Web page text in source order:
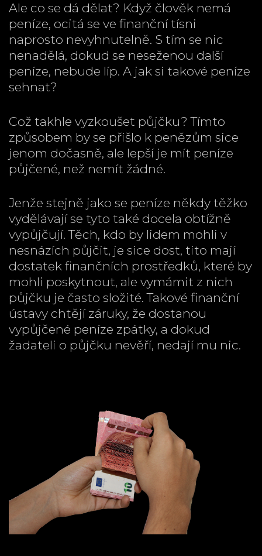
Ale co se dá dělat? Když člověk nemá
peníze, ocitá se ve finanční tísni
naprosto nevyhnutelně. S tím se nic
nenadělá, dokud se neseženou další
peníze, nebude líp. A jak si takové peníze
sehnat?
Což takhle vyzkoušet půjčku? Tímto
způsobem by se přišlo k penězům sice
jenom dočasně, ale lepší je mít peníze
půjčené, než nemít žádné.
Jenže stejně jako se peníze někdy těžko
vydělávají se tyto také docela obtížně
vypůjčují. Těch, kdo by lidem mohli v
nesnázích půjčit, je sice dost, tito mají
dostatek finančních prostředků, které by
mohli poskytnout, ale vymámit z nich
půjčku je často složité. Takové finanční
ústavy chtějí záruky, že dostanou
vypůjčené peníze zpátky, a dokud
žadateli o půjčku nevěří, nedají mu nic.